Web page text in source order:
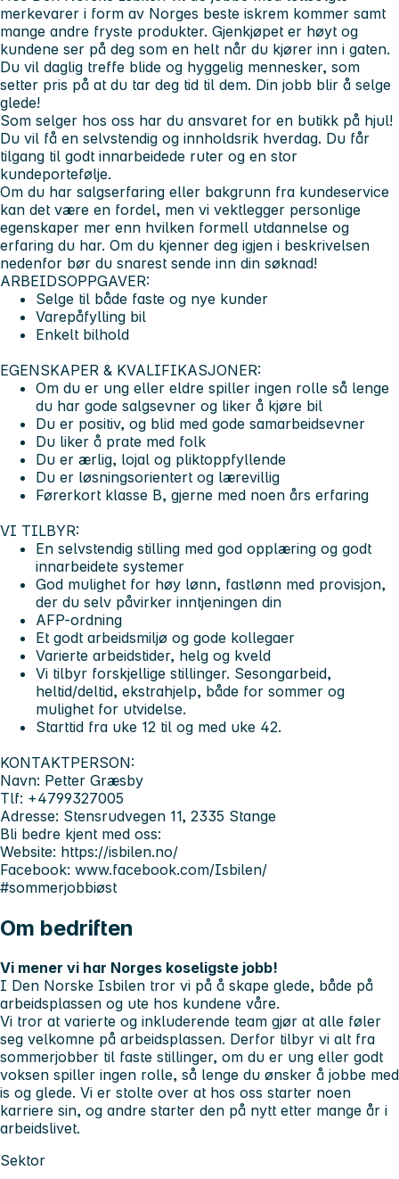
merkevarer i form av Norges beste iskrem kommer samt
mange andre fryste produkter. Gjenkjøpet er høyt og
kundene ser på deg som en helt når du kjører inn i gaten.
Du vil daglig treffe blide og hyggelig mennesker, som
setter pris på at du tar deg tid til dem. Din jobb blir å selge
glede!
Som selger hos oss har du ansvaret for en butikk på hjul!
Du vil få en selvstendig og innholdsrik hverdag. Du får
tilgang til godt innarbeidede ruter og en stor
kundeportefølje.
Om du har salgserfaring eller bakgrunn fra kundeservice
kan det være en fordel, men vi vektlegger personlige
egenskaper mer enn hvilken formell utdannelse og
erfaring du har. Om du kjenner deg igjen i beskrivelsen
nedenfor bør du snarest sende inn din søknad!
ARBEIDSOPPGAVER:
Selge til både faste og nye kunder
Varepåfylling bil
Enkelt bilhold
EGENSKAPER & KVALIFIKASJONER:
Om du er ung eller eldre spiller ingen rolle så lenge
du har gode salgsevner og liker å kjøre bil
Du er positiv, og blid med gode samarbeidsevner
Du liker å prate med folk
Du er ærlig, lojal og pliktoppfyllende
Du er løsningsorientert og lærevillig
Førerkort klasse B, gjerne med noen års erfaring
VI TILBYR:
En selvstendig stilling med god opplæring og godt
innarbeidete systemer
God mulighet for høy lønn, fastlønn med provisjon,
der du selv påvirker inntjeningen din
AFP-ordning
Et godt arbeidsmiljø og gode kollegaer
Varierte arbeidstider, helg og kveld
Vi tilbyr forskjellige stillinger. Sesongarbeid,
heltid/deltid, ekstrahjelp, både for sommer og
mulighet for utvidelse.
Starttid fra uke 12 til og med uke 42.
KONTAKTPERSON:
Navn: Petter Græsby
Tlf: +4799327005
Adresse: Stensrudvegen 11, 2335 Stange
Bli bedre kjent med oss:
Website: https://isbilen.no/
Facebook: www.facebook.com/Isbilen/
#sommerjobbiøst
Om bedriften
Vi mener vi har Norges koseligste jobb!
I Den Norske Isbilen tror vi på å skape glede, både på
arbeidsplassen og ute hos kundene våre.
Vi tror at varierte og inkluderende team gjør at alle føler
seg velkomne på arbeidsplassen. Derfor tilbyr vi alt fra
sommerjobber til faste stillinger, om du er ung eller godt
voksen spiller ingen rolle, så lenge du ønsker å jobbe med
is og glede. Vi er stolte over at hos oss starter noen
karriere sin, og andre starter den på nytt etter mange år i
arbeidslivet.
Sektor